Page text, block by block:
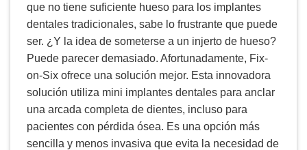
que no tiene suficiente hueso para los implantes
dentales tradicionales, sabe lo frustrante que puede
ser. ¿Y la idea de someterse a un injerto de hueso?
Puede parecer demasiado. Afortunadamente, Fix-
on-Six ofrece una solución mejor. Esta innovadora
solución utiliza mini implantes dentales para anclar
una arcada completa de dientes, incluso para
pacientes con pérdida ósea. Es una opción más
sencilla y menos invasiva que evita la necesidad de